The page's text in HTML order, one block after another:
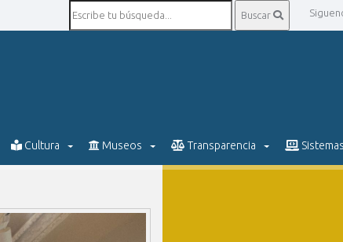
Buscar
Cultura Museos Transparencia Sistemas